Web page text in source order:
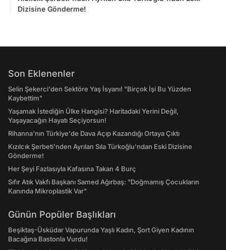
Dizisine Gönderme!
Son Eklenenler
Selin Şekerci'den Sektöre Yaş İsyanı! "Birçok İşi Bu Yüzden
Kaybettim"
Yaşamak İstediğin Ülke Hangisi? Haritadaki Yerini Değil,
Yaşayacağın Hayatı Seçiyorsun!
Rihanna'nın Türkiye'de Dava Açıp Kazandığı Ortaya Çıktı
Kızılcık Şerbeti'nden Ayrılan Sıla Türkoğlu'ndan Eski Dizisine
Gönderme!
Her Şeyi Fazlasıyla Kafasına Takan 4 Burç
Sıfır Atık Vakfı Başkanı Samed Ağırbaş: "Doğmamış Çocukların
Kanında Mikroplastik Var"
Günün Popüler Başlıkları
Beşiktaş-Üsküdar Vapurunda Yaşlı Kadın, Şort Giyen Kadının
Bacağına Bastonla Vurdu!